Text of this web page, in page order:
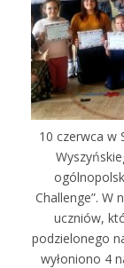
10 czerwca w
Challenge”. W
uczniów,
podzielonego
wyłoniono 4